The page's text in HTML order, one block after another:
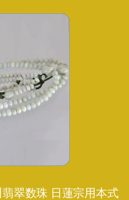
翠数珠 日蓮宗用本式